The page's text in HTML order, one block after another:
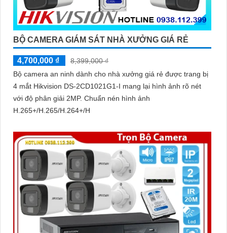
BỘ CAMERA GIÁM SÁT NHÀ XƯỞNG GIÁ RẺ
4,700,000 ₫
8,399,000 ₫
Bộ camera an ninh dành cho nhà xưởng giá rẻ được trang bị
4 mắt Hikvision DS-2CD1021G1-I mang lại hình ảnh rõ nét
với độ phân giải 2MP. Chuẩn nén hình ảnh
H.265+/H.265/H.264+/H